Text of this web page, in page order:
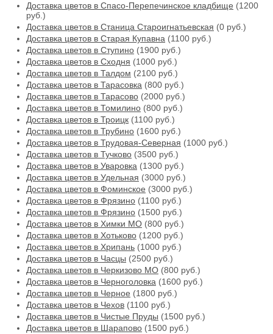
Доставка цветов в Спасо-Перепечинское кладбище (1200
руб.)
Доставка цветов в Станица Староигнатьевская (0 руб.)
Доставка цветов в Старая Купавна (1100 руб.)
Доставка цветов в Ступино (1900 руб.)
Доставка цветов в Сходня (1000 руб.)
Доставка цветов в Талдом (2100 руб.)
Доставка цветов в Тарасовка (800 руб.)
Доставка цветов в Тарасово (2000 руб.)
Доставка цветов в Томилино (800 руб.)
Доставка цветов в Троицк (1100 руб.)
Доставка цветов в Трубино (1600 руб.)
Доставка цветов в Трудовая-Северная (1000 руб.)
Доставка цветов в Тучково (3500 руб.)
Доставка цветов в Уваровка (1300 руб.)
Доставка цветов в Удельная (3000 руб.)
Доставка цветов в Фоминское (3000 руб.)
Доставка цветов в Фрязино (1100 руб.)
Доставка цветов в Фрязино (1500 руб.)
Доставка цветов в Химки МО (800 руб.)
Доставка цветов в Хотьково (1200 руб.)
Доставка цветов в Хрипань (1000 руб.)
Доставка цветов в Часцы (2500 руб.)
Доставка цветов в Черкизово МО (800 руб.)
Доставка цветов в Черноголовка (1600 руб.)
Доставка цветов в Черное (1800 руб.)
Доставка цветов в Чехов (1100 руб.)
Доставка цветов в Чистые Пруды (1500 руб.)
Доставка цветов в Шарапово (1500 руб.)